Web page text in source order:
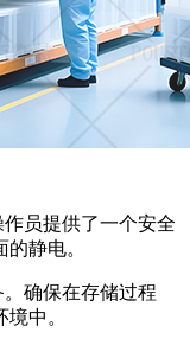
员提供了一个安全
静电。
确保在存储过程
中。